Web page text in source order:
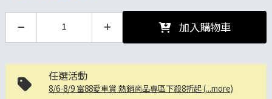
加入購物車
任選活動
8/6-8/9 富88愛車賞 熱銷商品專區下殺8折起 (...more)